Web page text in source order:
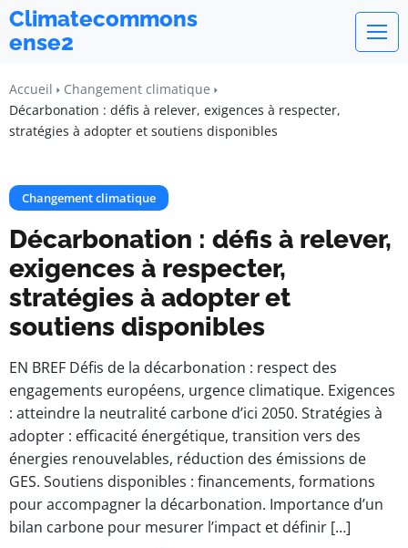
Climatecommons
ense2
Accueil
Changement climatique
Décarbonation : défis à relever, exigences à respecter,
stratégies à adopter et soutiens disponibles
Changement climatique
Décarbonation : défis à relever,
exigences à respecter,
stratégies à adopter et
soutiens disponibles
EN BREF Défis de la décarbonation : respect des
engagements européens, urgence climatique. Exigences
: atteindre la neutralité carbone d’ici 2050. Stratégies à
adopter : efficacité énergétique, transition vers des
énergies renouvelables, réduction des émissions de
GES. Soutiens disponibles : financements, formations
pour accompagner la décarbonation. Importance d’un
bilan carbone pour mesurer l’impact et définir […]